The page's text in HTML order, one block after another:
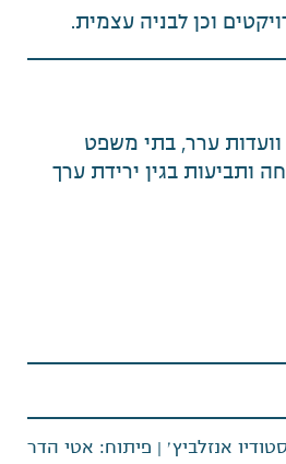
וכן לבניה עצמית.
וועדות ערר, בתי משפט
ותביעות בגין ירידת ערך
אנזלביץ׳ | פיתוח: אטי הדר